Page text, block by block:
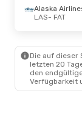
Alaska
LAS- FAT
Die auf dieser
letzten 20
den
Verfügbarkeit